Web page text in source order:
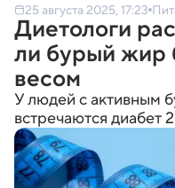
25 августа 2025, 17:23
Диетологи
ли бурый жир
весом
У людей с активным
встречаются диабет